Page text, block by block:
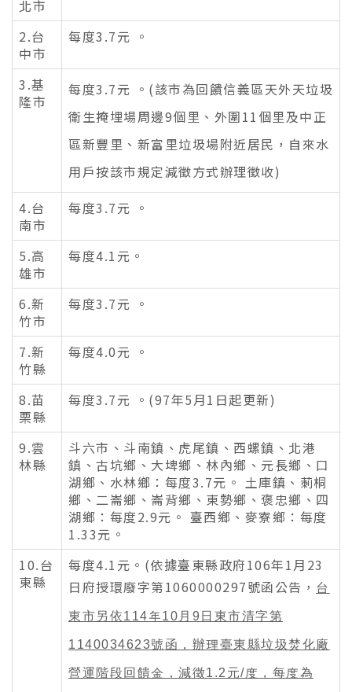
北市
2.台
中市
每度3.7元 。
3.基
隆市
每度3.7元 。 (該市為回饋信義區天外天垃圾
衛生掩埋場周邊9個里、外圍11個里及中正
區新豐里、新富里垃圾場附近居民，自來水
用戶按該市規定減徵方式辦理徵收)
4.台
南市
每度3.7元 。
5.高
雄市
每度4.1元。
6.新
竹市
每度3.7元 。
7.新
竹縣
每度4.0元 。
8.苗
栗縣
每度3.7元 。(97年5月1日起更新)
9.雲
林縣
斗六市、斗南鎮、虎尾鎮、西螺鎮、北港
鎮、古坑鄉、大埤鄉、林內鄉、元長鄉、口
湖鄉、水林鄉：每度3.7元。 土庫鎮、莿桐
鄉、二崙鄉、崙背鄉、東勢鄉、褒忠鄉、四
湖鄉：每度2.9元。 臺西鄉、麥寮鄉：每度
1.33元。
10.台
東縣
每度4.1元。(依據臺東縣政府106年1月23
日府授環廢字第1060000297號函公告， 台
東市另依114年10月9日東市清字第
1140034623號函，辦理臺東縣垃圾焚化廠
營運階段回饋金，減徵1.2元/度，每度為